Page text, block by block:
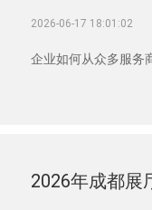
2026-06-17 18:01:02
企业如何从众多服务